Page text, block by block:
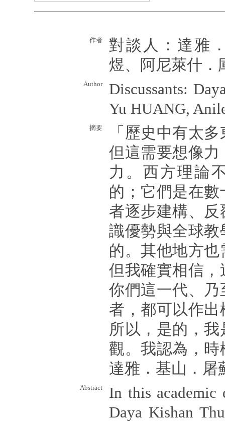
作者
對談人：達雅
煜、阿尼萊什．
Author
Discussants:
Yu HUANG,
摘要
「歷史中有太
但這需要想像
力。西方理論
的；它們是在
者逐步建構、
識優勢與全球
的。其他地方
但我確實相信
你們這一代、
者，都可以作
所以，是的，
觀。我認為，
達雅．基山．屠
Abstract
In this academic
Daya Kishan